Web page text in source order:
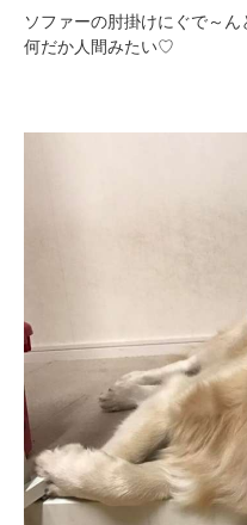
ソファーの肘掛けにぐで～ん
何だか人間みたい♡